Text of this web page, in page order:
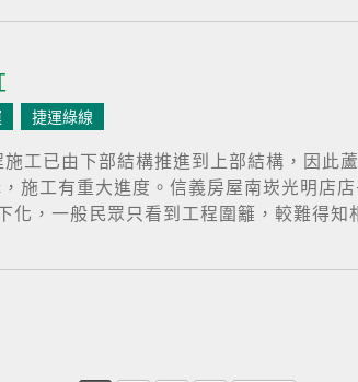
捷運綠線
工已由下部結構推進到上部結構，因
施工有重大進度。信義房屋南崁光明店
，一般民眾只看到工程圍籬，較難得